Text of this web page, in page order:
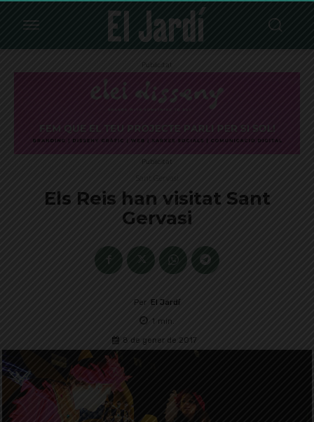
Publicitat
Publicitat
Els Reis han visitat Sant
Gervasi
Per El Jardí
1 min.
8 de gener de 2017